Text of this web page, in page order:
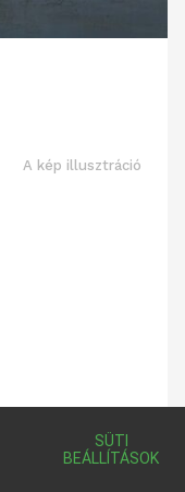
A kép illusztráció
SÜTI
BEÁLLÍTÁSOK